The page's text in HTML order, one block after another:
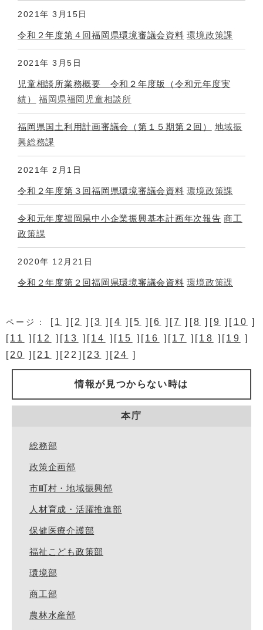
2021年 3月15日
令和２年度第４回福岡県環境審議会資料 環境政策課
2021年 3月5日
児童相談所業務概要 令和２年度版（令和元年度実
績）
福岡県福岡児童相談所
福岡県国土利用計画審議会（第１５期第２回）
地域振
興総務課
2021年 2月1日
令和２年度第３回福岡県環境審議会資料 環境政策課
令和元年度福岡県中小企業振興基本計画年次報告 商工
政策課
2020年 12月21日
令和２年度第２回福岡県環境審議会資料 環境政策課
ページ： [1 ][2 ][3 ][4 ][5 ][6 ][7 ][8 ][9 ][ 10 ]
[11 ][12 ][13 ][14 ][15 ][16 ][17 ][18 ][19 ]
[20 ][21 ][22][23 ][24 ]
情報が見つからない時は
本庁
総務部
政策企画部
市町村・地域振興部
人材育成・活躍推進部
保健医療介護部
福祉こども政策部
環境部
商工部
農林水産部